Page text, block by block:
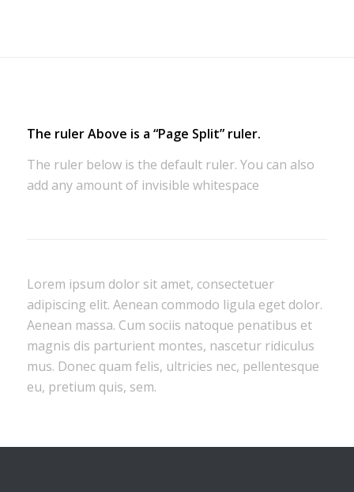
The ruler Above is a “Page Split” ruler.
The ruler below is the default ruler. You can also
add any amount of invisible whitespace
Lorem ipsum dolor sit amet, consectetuer
adipiscing elit. Aenean commodo ligula eget dolor.
Aenean massa. Cum sociis natoque penatibus et
magnis dis parturient montes, nascetur ridiculus
mus. Donec quam felis, ultricies nec, pellentesque
eu, pretium quis, sem.